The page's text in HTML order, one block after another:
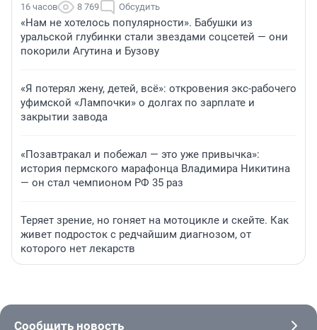
16 часов 8 769 Обсудить
«Нам не хотелось популярности». Бабушки из
уральской глубинки стали звездами соцсетей — они
покорили Агутина и Бузову
«Я потерял жену, детей, всё»: откровения экс-рабочего
уфимской «Лампочки» о долгах по зарплате и
закрытии завода
«Позавтракал и побежал — это уже привычка»:
история пермского марафонца Владимира Никитина
— он стал чемпионом РФ 35 раз
Теряет зрение, но гоняет на мотоцикле и скейте. Как
живет подросток с редчайшим диагнозом, от
которого нет лекарств
Сообщить новость